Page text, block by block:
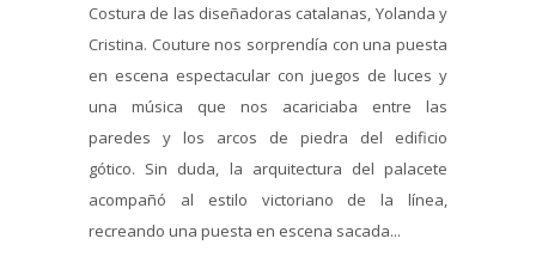
Costura de las diseñadoras catalanas, Yolanda y
Cristina. Couture nos sorprendía con una puesta
en escena espectacular con juegos de luces y
una música que nos acariciaba entre las
paredes y los arcos de piedra del edificio
gótico. Sin duda, la arquitectura del palacete
acompañó al estilo victoriano de la línea,
recreando una puesta en escena sacada...